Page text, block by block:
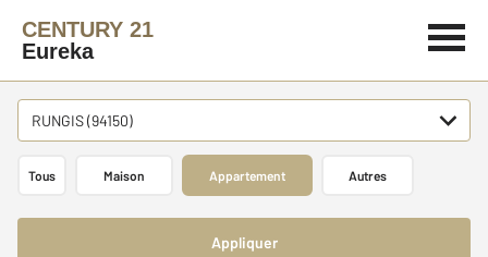
CENTURY 21
Eureka
RUNGIS (94150)
Tous Maison Appartement Autres
Appliquer